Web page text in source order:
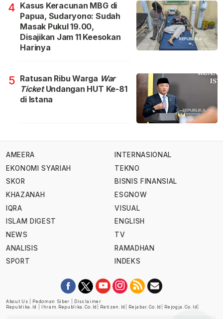
4 Kasus Keracunan MBG di
Papua, Sudaryono: Sudah
Masak Pukul 19.00,
Disajikan Jam 11 Keesokan
Harinya
5 Ratusan Ribu Warga War
TicketUndangan HUT Ke-81
di Istana
AMEERA
EKONOMI SYARIAH
SKOR
KHAZANAH
IQRA
ISLAM DIGEST
NEWS
ANALISIS
SPORT
INTERNASIONAL
TEKNO
BISNIS FINANSIAL
ESGNOW
VISUAL
ENGLISH
TV
RAMADHAN
INDEKS
About Us Pedoman Siber
Disclaimer
Republika.id
Ihram.republika.co.id Retizen.id Rejabar.co.id Rejogja.co.id